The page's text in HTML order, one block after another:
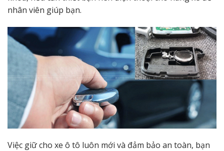
nhân viên giúp bạn.
Việc giữ cho xe ô tô luôn mới và đảm bảo an toàn, bạn